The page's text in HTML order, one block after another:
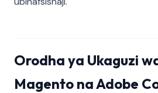
Orodha ya Ukaguzi
Magento na Adobe